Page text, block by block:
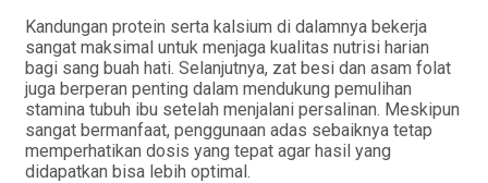
Kandungan protein serta kalsium di dalamnya bekerja
sangat maksimal untuk menjaga kualitas nutrisi harian
bagi sang buah hati. Selanjutnya, zat besi dan asam folat
juga berperan penting dalam mendukung pemulihan
stamina tubuh ibu setelah menjalani persalinan. Meskipun
sangat bermanfaat, penggunaan adas sebaiknya tetap
memperhatikan dosis yang tepat agar hasil yang
didapatkan bisa lebih optimal.